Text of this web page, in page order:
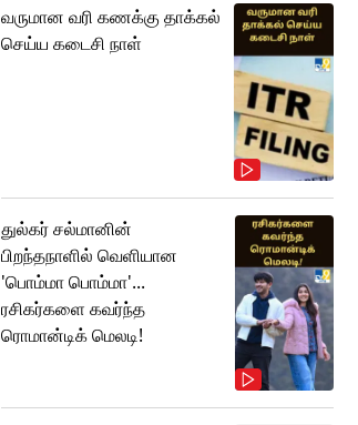
வருமான வரி கணக்கு தாக்கல்
செய்ய கடைசி நாள்
துல்கர் சல்மானின்
பிறந்தநாளில் வெளியான
'பொம்மா பொம்மா'...
ரசிகர்களை கவர்ந்த
ரொமான்டிக் மெலடி!